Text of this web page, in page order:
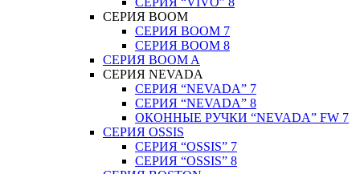
СЕРИЯ ВOOM
СЕРИЯ ВOOM 7
СЕРИЯ ВOOM 8
СЕРИЯ ВOOM A
СЕРИЯ NEVADA
СЕРИЯ “NEVADA” 7
СЕРИЯ “NEVADA” 8
ОКОННЫЕ РУЧКИ “NEVADA” FW 7
СЕРИЯ OSSIS
СЕРИЯ “OSSIS” 7
СЕРИЯ “OSSIS” 8